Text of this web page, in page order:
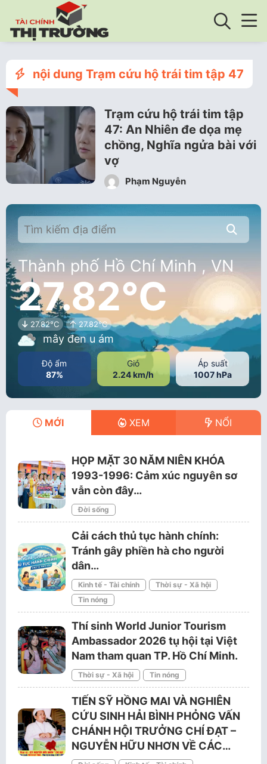
nội dung Trạm cứu hộ trái tim tập 47
Trạm cứu hộ trái tim tập
47: An Nhiên đe dọa mẹ
chồng, Nghĩa ngửa bài với
vợ
Phạm Nguyễn
Thành phố Hồ Chí Minh , VN
27.82°C
27.82°C 27.82°C
mây đen u ám
Độ ẩm
87%
Gió
2.24 km/h
Áp suất
1007 hPa
MỚI XEM NỔI
HỌP MẶT 30 NĂM NIÊN KHÓA
1993-1996: Cảm xúc nguyên sơ
vẫn còn đây…
Đời sống
Cải cách thủ tục hành chính:
Tránh gây phiền hà cho người
dân…
Kinh tế - Tài chính
Thời sự - Xã hội
Tin nóng
Thí sinh World Junior Tourism
Ambassador 2026 tụ hội tại Việt
Nam tham quan TP. Hồ Chí Minh.
Thời sự - Xã hội Tin nóng
TIẾN SỸ HỒNG MAI VÀ NGHIÊN
CỨU SINH HẢI BÌNH PHỎNG VẤN
CHÁNH HỘI TRƯỞNG CHÍ ĐẠT –
NGUYỄN HỮU NHƠN VỀ CÁC…